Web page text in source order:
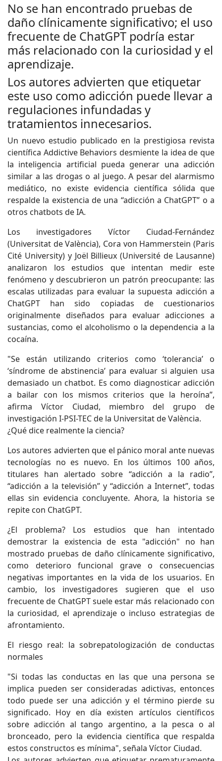
No se han encontrado pruebas de
daño clínicamente significativo; el uso
frecuente de ChatGPT podría estar
más relacionado con la curiosidad y el
aprendizaje.
Los autores advierten que etiquetar
este uso como adicción puede llevar a
regulaciones infundadas y
tratamientos innecesarios.
Un nuevo estudio publicado en la prestigiosa revista
científica Addictive Behaviors desmiente la idea de que
la inteligencia artificial pueda generar una adicción
similar a las drogas o al juego. A pesar del alarmismo
mediático, no existe evidencia científica sólida que
respalde la existencia de una “adicción a ChatGPT” o a
otros chatbots de IA.
Los investigadores Víctor Ciudad-Fernández
(Universitat de València), Cora von Hammerstein (Paris
Cité University) y Joël Billieux (Université de Lausanne)
analizaron los estudios que intentan medir este
fenómeno y descubrieron un patrón preocupante: las
escalas utilizadas para evaluar la supuesta adicción a
ChatGPT han sido copiadas de cuestionarios
originalmente diseñados para evaluar adicciones a
sustancias, como el alcoholismo o la dependencia a la
cocaína.
"Se están utilizando criterios como ‘tolerancia’ o
‘síndrome de abstinencia’ para evaluar si alguien usa
demasiado un chatbot. Es como diagnosticar adicción
a bailar con los mismos criterios que la heroína”,
afirma Víctor Ciudad, miembro del grupo de
investigación I-PSI-TEC de la Universitat de València.
¿Qué dice realmente la ciencia?
Los autores advierten que el pánico moral ante nuevas
tecnologías no es nuevo. En los últimos 100 años,
titulares han alertado sobre “adicción a la radio”,
“adicción a la televisión” y “adicción a Internet”, todas
ellas sin evidencia concluyente. Ahora, la historia se
repite con ChatGPT.
¿El problema? Los estudios que han intentado
demostrar la existencia de esta "adicción" no han
mostrado pruebas de daño clínicamente significativo,
como deterioro funcional grave o consecuencias
negativas importantes en la vida de los usuarios. En
cambio, los investigadores sugieren que el uso
frecuente de ChatGPT suele estar más relacionado con
la curiosidad, el aprendizaje o incluso estrategias de
afrontamiento.
El riesgo real: la sobrepatologización de conductas
normales
"Si todas las conductas en las que una persona se
implica pueden ser consideradas adictivas, entonces
todo puede ser una adicción y el término pierde su
significado. Hoy en día existen artículos científicos
sobre adicción al tango argentino, a la pesca o al
bronceado, pero la evidencia científica que respalda
estos constructos es mínima", señala Víctor Ciudad.